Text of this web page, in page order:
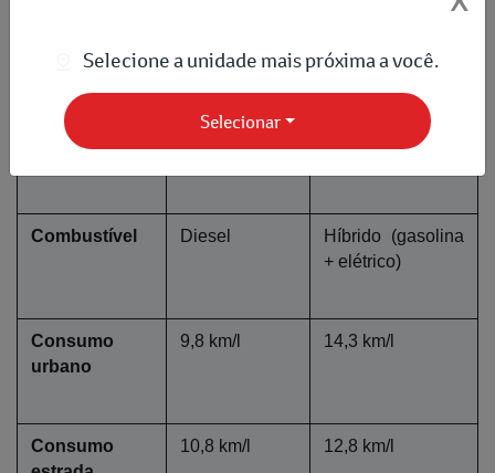
Combustível Diesel
Híbrido (gasolina
+ elétrico)
Consumo
urbano
9,8 km/l 14,3 km/l
Consumo
10,8 km/l 12,8 km/l
Selecione a unidade mais próxima a você.
Selecionar